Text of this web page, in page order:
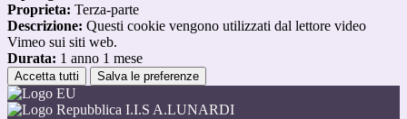
Proprieta: Terza-parte
Descrizione: Questi cookie vengono utilizzati dal lettore video
Vimeo sui siti web.
Durata: 1 anno 1 mese
Accetta tutti Salva le preferenze
I.I.S A.LUNARDI